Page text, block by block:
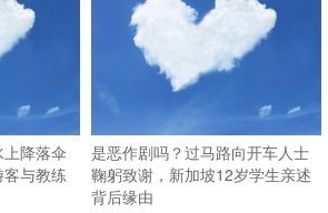
降落伞
与教练
是恶作剧吗？过马路向开车人士
鞠躬致谢，新加坡12岁学生亲述
背后缘由